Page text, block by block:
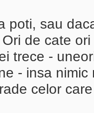
poti, sau
de cate
trece -
- insa
celor